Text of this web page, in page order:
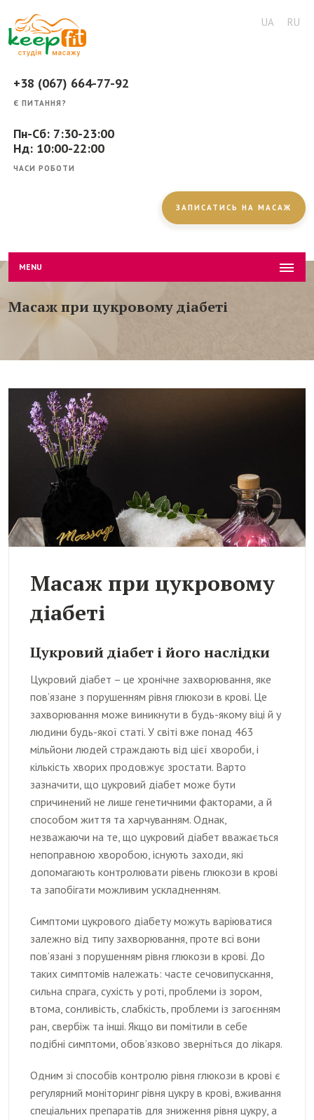
+38 (067) 664-77-92
Є ПИТАННЯ?
Пн-Сб: 7:30-23:00
Нд: 10:00-22:00
ЧАСИ РОБОТИ
ЗАПИСАТИСЬ НА МАСАЖ
MENU
Масаж при цукровому діабеті
Масаж при цукровому
діабеті
Цукровий діабет і його наслідки
Цукровий діабет – це хронічне захворювання, яке
пов’язане з порушенням рівня глюкози в крові. Це
захворювання може виникнути в будь-якому віці й у
людини будь-якої статі. У світі вже понад 463
мільйони людей страждають від цієї хвороби, і
кількість хворих продовжує зростати. Варто
зазначити, що цукровий діабет може бути
спричинений не лише генетичними факторами, а й
способом життя та харчуванням. Однак,
незважаючи на те, що цукровий діабет вважається
непоправною хворобою, існують заходи, які
допомагають контролювати рівень глюкози в крові
та запобігати можливим ускладненням.
Симптоми цукрового діабету можуть варіюватися
залежно від типу захворювання, проте всі вони
пов’язані з порушенням рівня глюкози в крові. До
таких симптомів належать: часте сечовипускання,
сильна спрага, сухість у роті, проблеми із зором,
втома, сонливість, слабкість, проблеми із загоєнням
ран, свербіж та інші. Якщо ви помітили в себе
подібні симптоми, обов’язково зверніться до лікаря.
Одним зі способів контролю рівня глюкози в крові є
регулярний моніторинг рівня цукру в крові, вживання
спеціальних препаратів для зниження рівня цукру, а
UA RU